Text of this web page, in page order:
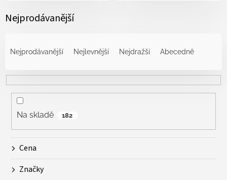
Nejprodávanější
e
n
Nejprodávanější Nejlevnější Nejdražší Abecedně
Na skladě 182
Cena
Značky